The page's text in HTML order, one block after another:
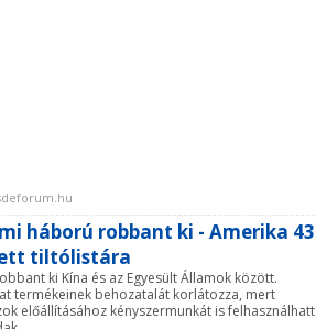
háború robbant ki - Amerika 43
tiltólistára
ki Kína és az Egyesült Államok között.
termékeinek behozatalát korlátozza, mert
előállításához kényszermunkát is